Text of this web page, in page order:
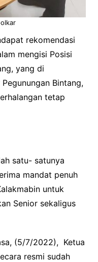
rekomendasi
mengisi Posisi
yang di
Bintang,
tetap
satu- satunya
mandat penuh
untuk
Senior sekaligus
(5/7/2022), Ketua
resmi sudah